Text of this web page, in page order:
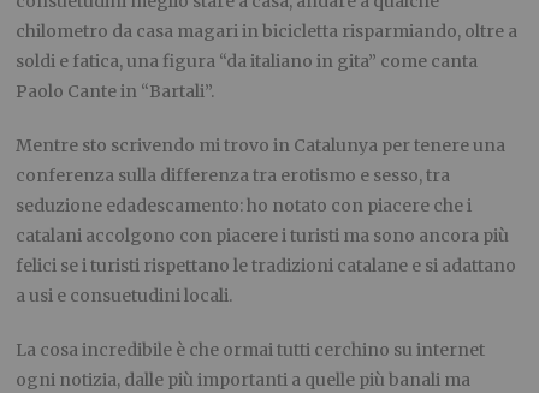
chilometro da casa magari in bicicletta risparmiando, oltre a
soldi e fatica, una figura “da italiano in gita” come canta
Paolo Cante in “Bartali”.
Mentre sto scrivendo mi trovo in Catalunya per tenere una
conferenza sulla differenza tra erotismo e sesso, tra
seduzione edadescamento: ho notato con piacere che i
catalani accolgono con piacere i turisti ma sono ancora più
felici se i turisti rispettano le tradizioni catalane e si adattano
a usi e consuetudini locali.
La cosa incredibile è che ormai tutti cerchino su internet
ogni notizia, dalle più importanti a quelle più banali ma